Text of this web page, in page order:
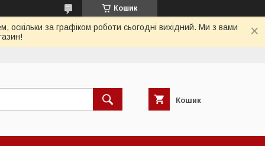
Кошик
за графіком роботи сьогодні вихідний. Ми з вами
Кошик